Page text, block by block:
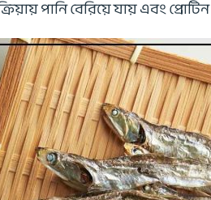
পানি বেরিয়ে যায় এবং